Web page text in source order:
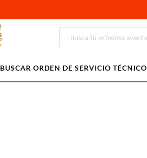
BUSCAR ORDEN DE SERVICIO TÉCNICO